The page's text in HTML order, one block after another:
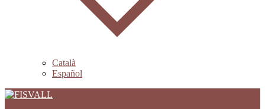
Català
Español